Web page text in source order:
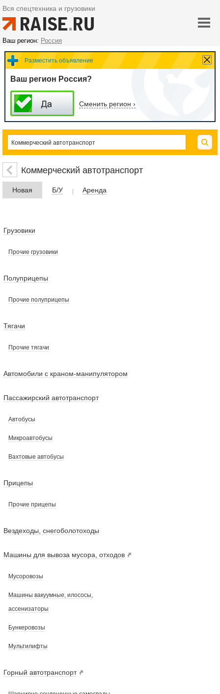
Вся спецтехника и грузовики
Ваш регион: Россия
Разместить объявление
Ваш регион Россия?
Сменить регион ›
Коммерческий автотранспорт
Новая Б/У Аренда
Грузовики
Прочие грузовики
Полуприцепы
Прочие полуприцепы
Тягачи
Прочие тягачи
Автомобили с краном-манипулятором
Пассажирский автотранспорт
Автобусы
Микроавтобусы
Вахтовые автобусы
Прицепы
Прочие прицепы
Вездеходы, снегоболотоходы
Машины для вывоза мусора, отходов
Мусоровозы
Машины вакуумные, илососы,
ассенизаторы
Бункеровозы
Мультилифты
Горный автотранспорт